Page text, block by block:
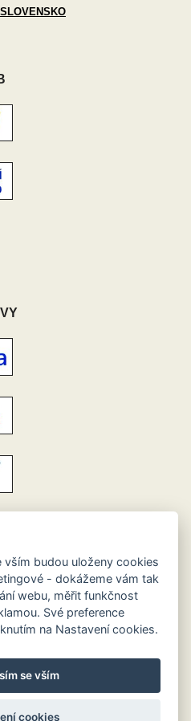
vším budou uloženy cookies
- dokážeme vám tak
webu, měřit funkčnost
Své preference
na Nastavení cookies.
se vším
cookies